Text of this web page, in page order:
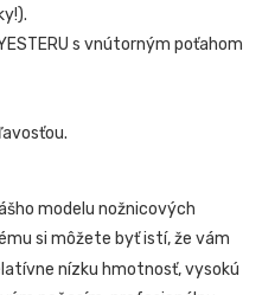
s vnútorným poťahom
modelu nožnicových
si môžete byť istí, že vám
nízku hmotnosť, vysokú